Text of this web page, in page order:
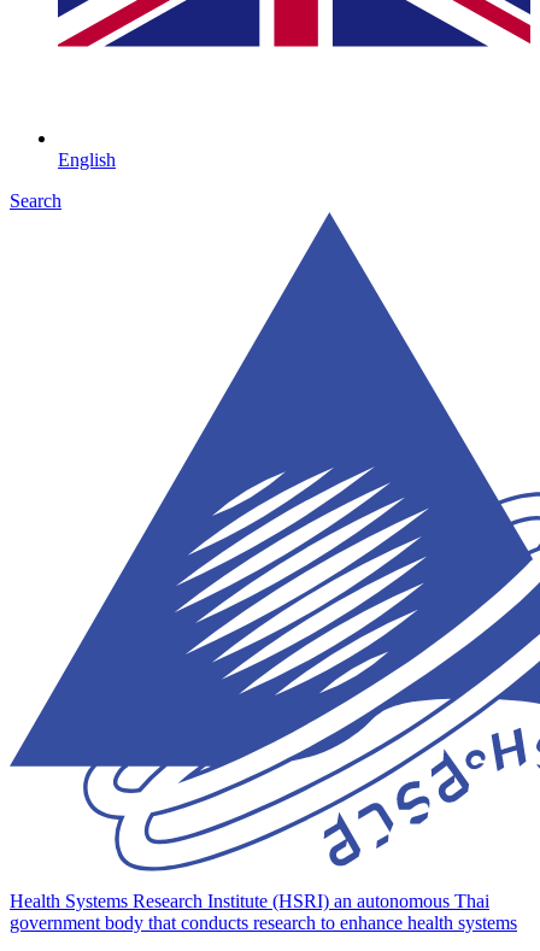
English
Search
Health Systems Research Institute (HSRI) an autonomous Thai
government body that conducts research to enhance health systems